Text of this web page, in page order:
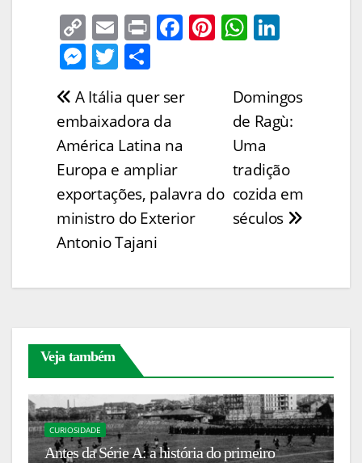
C
o
p
y
Li
n
k
E
m
ai
l
Pr F
e
o
k
Pi
st
W
s
A
p
p
e
dI
M
e
ss
e
n
g
er
T
itt
er
ar
e
Navegação
de
Post
Domingos
de Ragù:
Uma
tradição
cozida em
séculos
A Itália quer ser
embaixadora da
América Latina na
Europa e ampliar
exportações, palavra do
ministro do Exterior
Antonio Tajani
Veja também
CURIOSIDADE
Antes da Série A: a história do primeiro